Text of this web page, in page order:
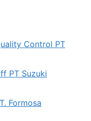
Control PT
PT Suzuki
Formosa